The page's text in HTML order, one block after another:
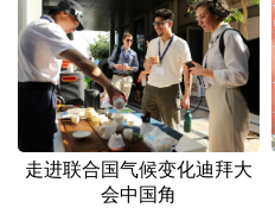
走进联合国气候变化迪拜大
会中国角